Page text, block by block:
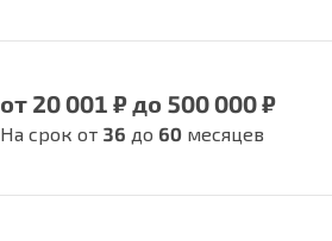
от 20 001 ₽ до 500 000 ₽
На срок от 36 до 60месяцев